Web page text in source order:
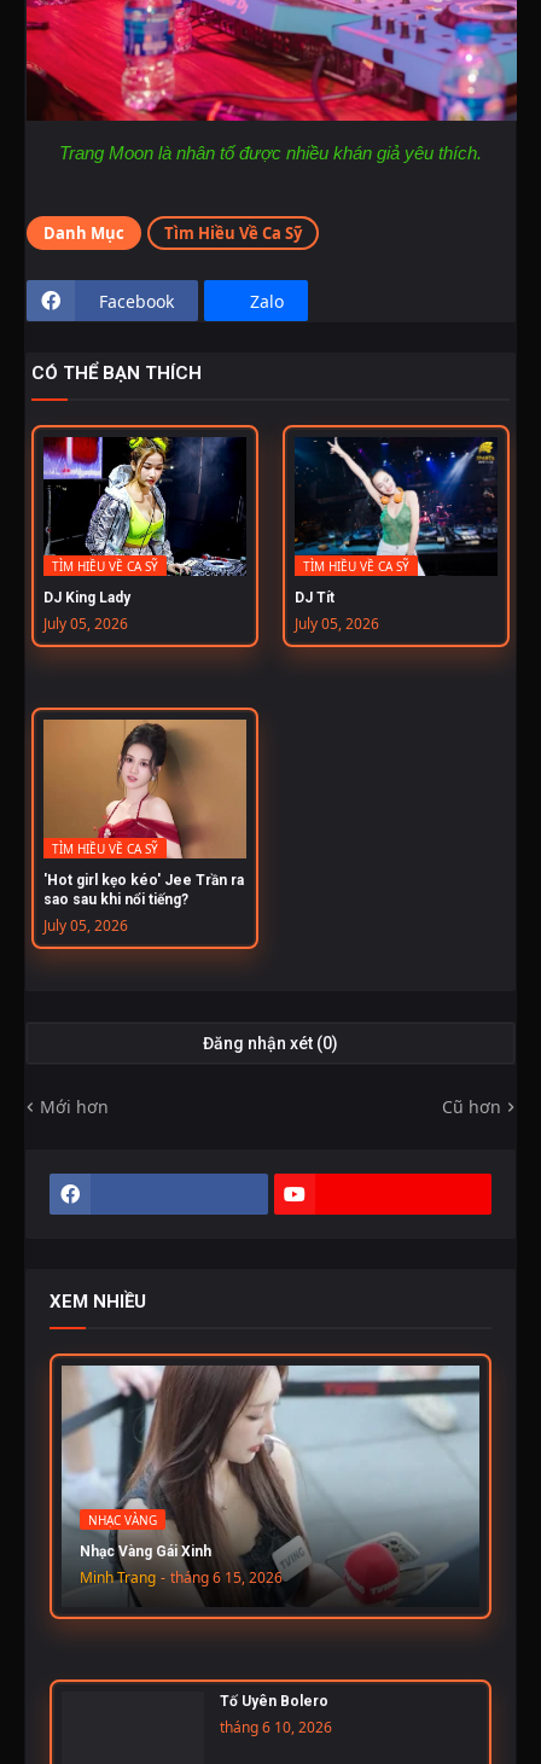
Trang Moon là nhân tố được nhiều khán giả yêu thích.
Danh Mục Tìm Hiều Về Ca Sỹ
Facebook Zalo
CÓ THỂ BẠN THÍCH
TÌM HIỀU VỀ CA SỸ
DJ King Lady
July 05, 2026
TÌM HIỀU VỀ CA SỸ
DJ Tít
July 05, 2026
TÌM HIỀU VỀ CA SỸ
'Hot girl kẹo kéo' Jee Trần ra
sao sau khi nổi tiếng?
July 05, 2026
Đăng nhận xét (0)
Mới hơn Cũ hơn
XEM NHIỀU
NHẠC VÀNG
Nhạc Vàng Gái Xinh
Minh Trang - tháng 6 15, 2026
Tố Uyên Bolero
tháng 6 10, 2026